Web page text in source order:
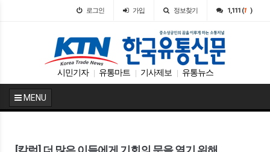
로그인 가입 정보찾기 1,111 (1 )
시민기자 유통마트 기사제보 유통뉴스
MENU